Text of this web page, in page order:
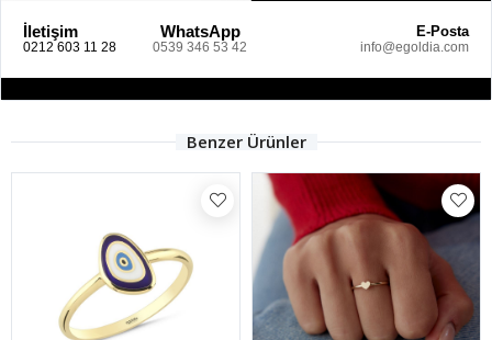
İletişim
0212 603 11 28
WhatsApp
0539 346 53 42
E-Posta
info@egoldia.com
Benzer Ürünler